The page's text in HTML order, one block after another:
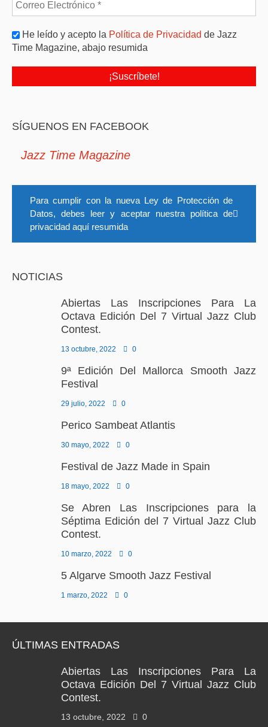
He leído y acepto la Política de Privacidadde Jazz
Time Magazine, abajo resumida
SÍGUENOS EN FACEBOOK
Jazz Time Magazine
Para cumplir con la nueva Ley de Protección de
Datos, debes leer y aceptar nuestra política de
privacidad aquí resumida
NOTICIAS
Abiertas Las Inscripciones Para La
Octava Edición Del 7 Virtual Jazz Club
Contest.
13 octubre, 2022 0
9ª Edición Del Mallorca Smooth Jazz
Festival
29 julio, 2022 0
Perico Sambeat Atlantis
30 mayo, 2022 0
Festival de Jazz Made in Spain
18 mayo, 2022 0
Se Abren Las Inscripciones para la
Séptima Edición del 7 Virtual Jazz Club
Contest.
10 marzo, 2022 0
5 Algarve Smooth Jazz Festival
1 marzo, 2022 0
ÚLTIMAS ENTRADAS
Abiertas Las Inscripciones Para La
Octava Edición Del 7 Virtual Jazz Club
Contest.
13 octubre, 2022 0